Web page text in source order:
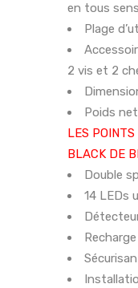
en tous sens
Plage
2 vis et 2
Poids
LES
BLACK DE
Double
14 LEDs